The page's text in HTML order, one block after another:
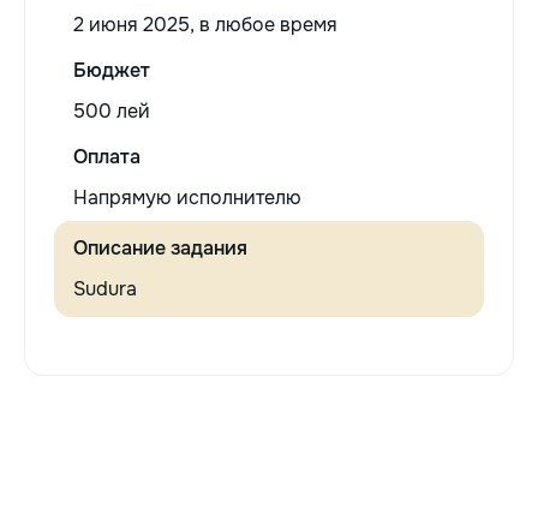
2 июня 2025, в любое время
Бюджет
500 лей
Оплата
Напрямую исполнителю
Описание задания
Sudura